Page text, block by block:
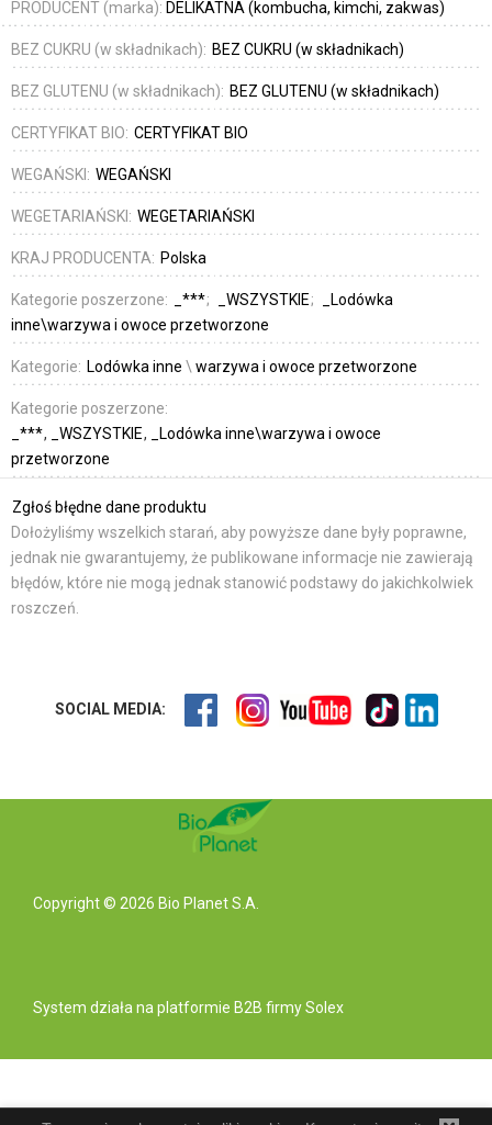
PRODUCENT (marka): DELIKATNA (kombucha, kimchi, zakwas)
BEZ CUKRU (w składnikach): BEZ CUKRU (w składnikach)
BEZ GLUTENU (w składnikach): BEZ GLUTENU (w składnikach)
CERTYFIKAT BIO: CERTYFIKAT BIO
WEGAŃSKI: WEGAŃSKI
WEGETARIAŃSKI: WEGETARIAŃSKI
KRAJ PRODUCENTA: Polska
Kategorie poszerzone: _*** _WSZYSTKIE
_Lodówka
inne\warzywa i owoce przetworzone
Kategorie: Lodówka inne \ warzywa i owoce przetworzone
Kategorie poszerzone:
_***
_WSZYSTKIE
_Lodówka inne\warzywa i owoce
przetworzone
Zgłoś błędne dane produktu
Dołożyliśmy wszelkich starań, aby powyższe dane były poprawne,
jednak nie gwarantujemy, że publikowane informacje nie zawierają
błędów, które nie mogą jednak stanowić podstawy do jakichkolwiek
roszczeń.
SOCIAL MEDIA:
Copyright © 2026 Bio Planet S.A.
System działa na platformie B2B firmy Solex